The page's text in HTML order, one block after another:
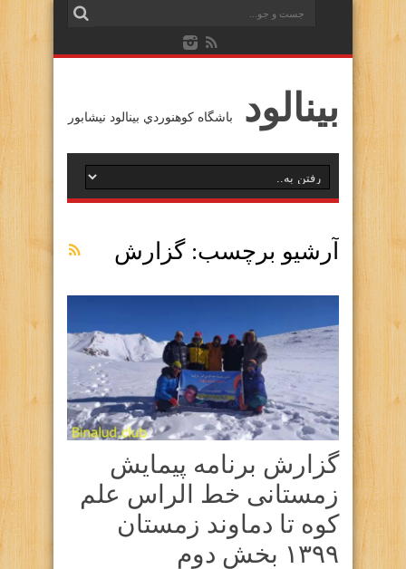
بينالود باشگاه كوهنوردي بينالود نيشابور
آرشیو برچسب:گزارش
گزارش برنامه پیمایش
زمستانی خط الراس علم
کوه تا دماوند زمستان
۱۳۹۹ بخش دوم